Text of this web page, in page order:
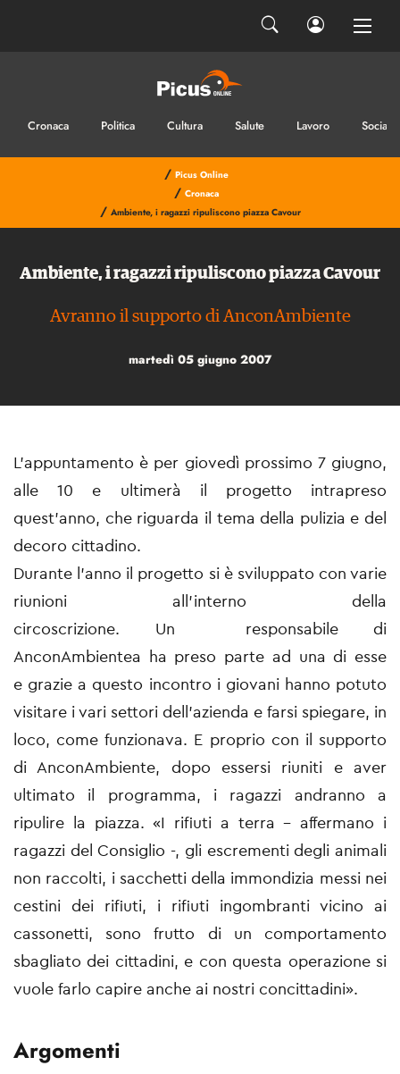
Cronaca Politica Cultura Salute Lavoro Sociale
/ Picus Online
/ Cronaca
/ Ambiente, i ragazzi ripuliscono piazza Cavour
Ambiente, i ragazzi ripuliscono piazza Cavour
Avranno il supporto di AnconAmbiente
martedì 05 giugno 2007
L'appuntamento è per giovedì prossimo 7 giugno,
alle 10 e ultimerà il progetto intrapreso
quest'anno, che riguarda il tema della pulizia e del
decoro cittadino.
Durante l'anno il progetto si è sviluppato con varie
riunioni all'interno della
circoscrizione. Un responsabile di
AnconAmbientea ha preso parte ad una di esse
e grazie a questo incontro i giovani hanno potuto
visitare i vari settori dell'azienda e farsi spiegare, in
loco, come funzionava. E proprio con il supporto
di AnconAmbiente, dopo essersi riuniti e aver
ultimato il programma, i ragazzi andranno a
ripulire la piazza. «I rifiuti a terra - affermano i
ragazzi del Consiglio -, gli escrementi degli animali
non raccolti, i sacchetti della immondizia messi nei
cestini dei rifiuti, i rifiuti ingombranti vicino ai
cassonetti, sono frutto di un comportamento
sbagliato dei cittadini, e con questa operazione si
vuole farlo capire anche ai nostri concittadini».
Argomenti